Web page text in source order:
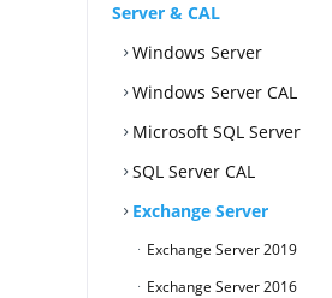
Server & CAL
Windows Server
Windows Server CAL
Microsoft SQL Server
SQL Server CAL
Exchange Server
Exchange Server 2019
Exchange Server 2016